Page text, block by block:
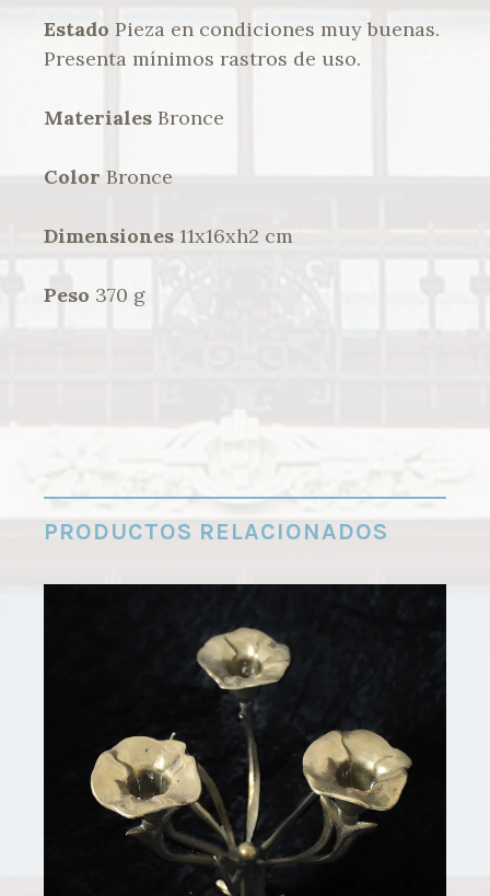
Estado Pieza en condiciones muy buenas.
Presenta mínimos rastros de uso.
Materiales Bronce
Color Bronce
Dimensiones 11x16xh2 cm
Peso 370 g
PRODUCTOS RELACIONADOS